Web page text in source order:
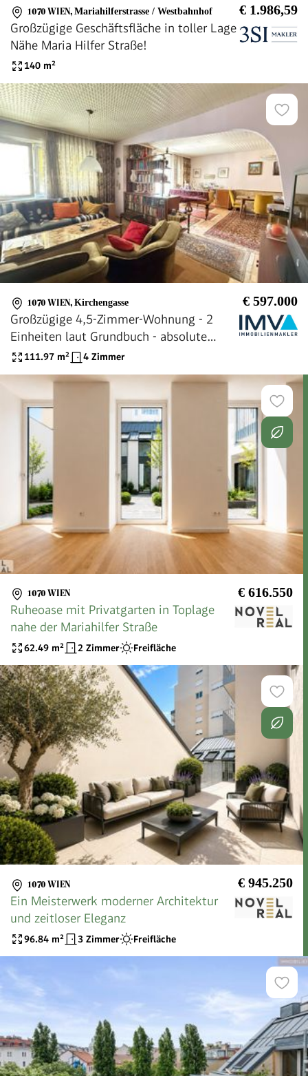
1070 WIEN, Mariahilferstrasse / Westbahnhof € 1.986,59
Großzügige Geschäftsfläche in toller Lage
Nähe Maria Hilfer Straße!
140 m²
1070 WIEN, Kirchengasse € 597.000
Großzügige 4,5-Zimmer-Wohnung - 2
Einheiten laut Grundbuch - absolute
Toplage in der Kirchengasse
111.97 m² 4 Zimmer
1070 WIEN € 616.550
Ruheoase mit Privatgarten in Toplage
nahe der Mariahilfer Straße
62.49 m² 2 Zimmer Freifläche
1070 WIEN € 945.250
Ein Meisterwerk moderner Architektur
und zeitloser Eleganz
96.84 m² 3 Zimmer Freifläche